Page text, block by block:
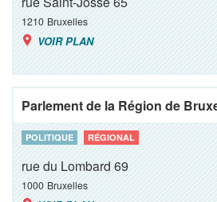
1210 Bruxelles
VOIR PLAN
Parlement de la Région de
POLITIQUE RÉGIONAL
rue du Lombard 69
1000 Bruxelles